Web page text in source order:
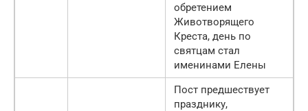
обретением
Животворящего
Креста, день по
святцам стал
именинами Елены
Пост предшествует
празднику,